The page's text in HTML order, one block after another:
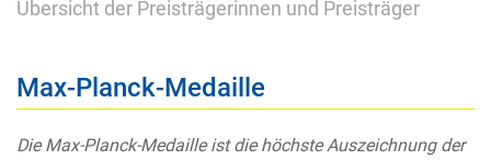
Übersicht der Preisträgerinnen und Preisträger
Max-Planck-Medaille
Die Max-Planck-Medaille ist die höchste Auszeichnung der